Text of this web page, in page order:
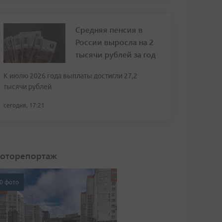
Средняя пенсия в
России выросла на 2
тысячи рублей за год
К июлю 2026 года выплаты достигли 27,2
тысячи рублей
сегодня, 17:21
фото